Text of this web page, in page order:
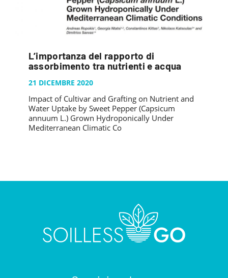
L’importanza del rapporto di
assorbimento tra nutrienti e acqua
21 DICEMBRE 2020
Impact of Cultivar and Grafting on Nutrient and
Water Uptake by Sweet Pepper (Capsicum
annuum L.) Grown Hydroponically Under
Mediterranean Climatic Co